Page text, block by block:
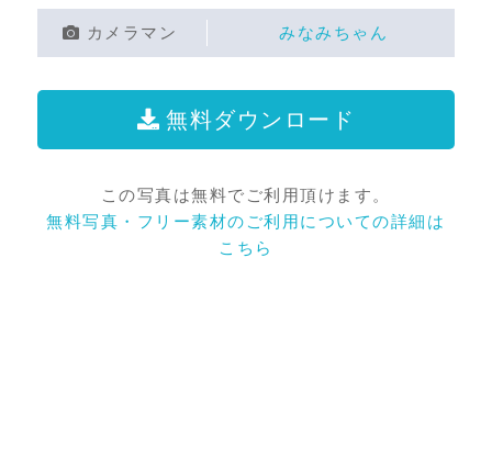
カメラマン みなみちゃん
無料ダウンロード
この写真は無料でご利用頂けます。
無料写真・フリー素材のご利用についての詳細は
こちら